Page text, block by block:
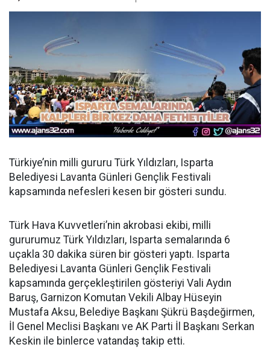
Türkiye’nin milli gururu Türk Yıldızları, Isparta
Belediyesi Lavanta Günleri Gençlik Festivali
kapsamında nefesleri kesen bir gösteri sundu.
Türk Hava Kuvvetleri’nin akrobasi ekibi, milli
gururumuz Türk Yıldızları, Isparta semalarında 6
uçakla 30 dakika süren bir gösteri yaptı. Isparta
Belediyesi Lavanta Günleri Gençlik Festivali
kapsamında gerçekleştirilen gösteriyi Vali Aydın
Baruş, Garnizon Komutan Vekili Albay Hüseyin
Mustafa Aksu, Belediye Başkanı Şükrü Başdeğirmen,
İl Genel Meclisi Başkanı ve AK Parti İl Başkanı Serkan
Keskin ile binlerce vatandaş takip etti.